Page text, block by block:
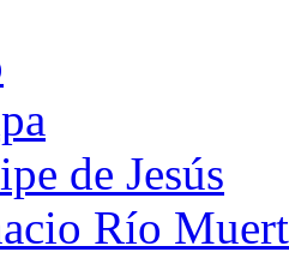
de Jesús
Río